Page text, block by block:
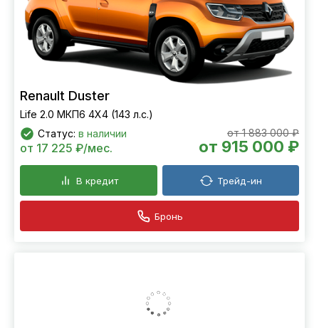
Renault Duster
Life 2.0 МКП6 4Х4 (143 л.с.)
Статус: в наличии от 1 883 000 ₽
от 915 000 ₽
от 17 225 ₽/мес.
В кредит Трейд-ин
Бронь